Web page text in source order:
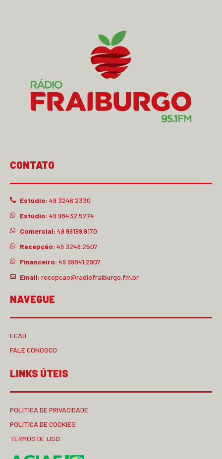
CONTATO
Estúdio: 49 3246.2330
Estúdio: 49 98432.5274
Comercial: 49 99199.9170
Recepção: 49 3246.2507
Financeiro: 49 99841.2907
Email: recepcao@radiofraiburgo.fm.br
NAVEGUE
ECAD
FALE CONOSCO
LINKS ÚTEIS
POLÍTICA DE PRIVACIDADE
POLÍTICA DE COOKIES
TERMOS DE USO